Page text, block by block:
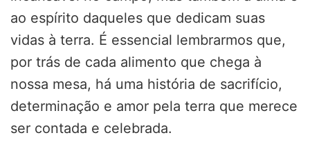
ao espírito daqueles que dedicam suas
vidas à terra. É essencial lembrarmos que,
por trás de cada alimento que chega à
nossa mesa, há uma história de sacrifício,
determinação e amor pela terra que merece
ser contada e celebrada.